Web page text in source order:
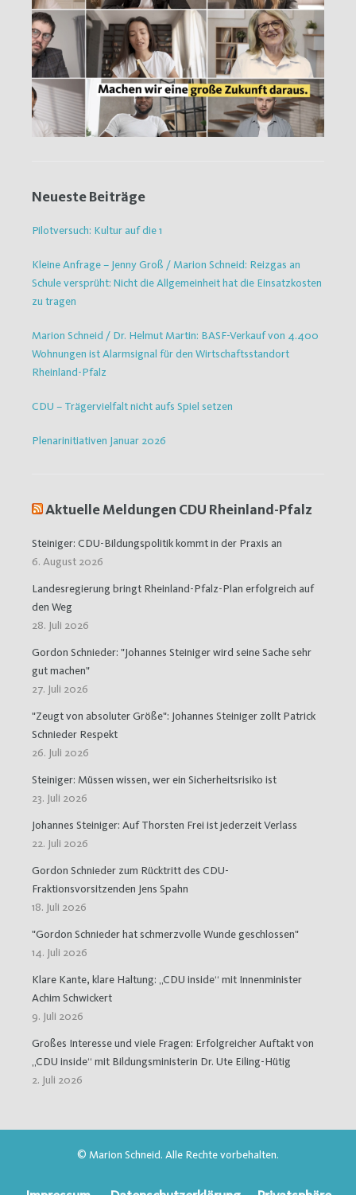
Neueste Beiträge
Pilotversuch: Kultur auf die 1
Kleine Anfrage – Jenny Groß / Marion Schneid: Reizgas an
Schule versprüht: Nicht die Allgemeinheit hat die Einsatzkosten
zu tragen
Marion Schneid / Dr. Helmut Martin: BASF-Verkauf von 4.400
Wohnungen ist Alarmsignal für den Wirtschaftsstandort
Rheinland-Pfalz
CDU – Trägervielfalt nicht aufs Spiel setzen
Plenarinitiativen Januar 2026
Aktuelle Meldungen CDU Rheinland-Pfalz
Steiniger: CDU-Bildungspolitik kommt in der Praxis an
6. August 2026
Landesregierung bringt Rheinland-Pfalz-Plan erfolgreich auf
den Weg
28. Juli 2026
Gordon Schnieder: "Johannes Steiniger wird seine Sache sehr
gut machen"
27. Juli 2026
"Zeugt von absoluter Größe": Johannes Steiniger zollt Patrick
Schnieder Respekt
26. Juli 2026
Steiniger: Müssen wissen, wer ein Sicherheitsrisiko ist
23. Juli 2026
Johannes Steiniger: Auf Thorsten Frei ist jederzeit Verlass
22. Juli 2026
Gordon Schnieder zum Rücktritt des CDU-
Fraktionsvorsitzenden Jens Spahn
18. Juli 2026
"Gordon Schnieder hat schmerzvolle Wunde geschlossen"
14. Juli 2026
Klare Kante, klare Haltung: „CDU inside“ mit Innenminister
Achim Schwickert
9. Juli 2026
Großes Interesse und viele Fragen: Erfolgreicher Auftakt von
„CDU inside“ mit Bildungsministerin Dr. Ute Eiling-Hütig
2. Juli 2026
© Marion Schneid. Alle Rechte vorbehalten.